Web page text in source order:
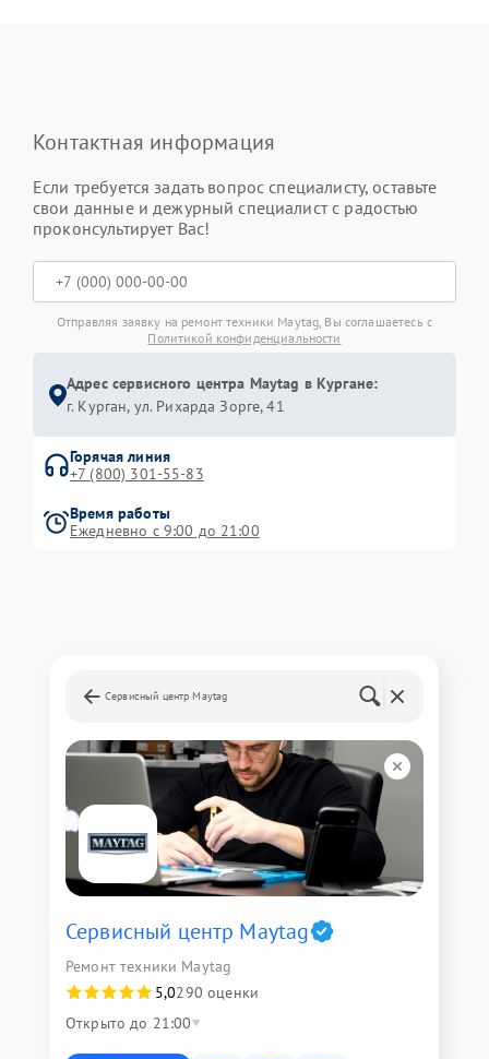
Контактная информация
Если требуется задать вопрос специалисту, оставьте
свои данные и дежурный специалист с радостью
проконсультирует Вас!
Отправляя заявку на ремонт техники Maytag, Вы соглашаетесь с
Политикой конфиденциальности
Адрес сервисного центра Maytag в Кургане:
г. Курган, ул. Рихарда Зорге, 41
Горячая линия
+7 (800) 301-55-83
Время работы
Ежедневно с 9:00 до 21:00
Сервисный центр Maytag
Сервисный центр Maytag
Ремонт техники Maytag
5,0290 оценки
Открыто до 21:00